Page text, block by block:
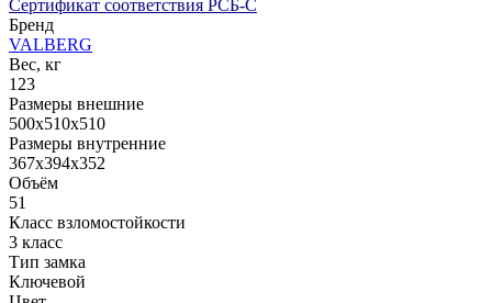
Сертификат соответствия РСБ-С
Бренд
VALBERG
Вес, кг
123
Размеры внешние
500x510x510
Размеры внутренние
367x394x352
Объём
51
Класс взломостойкости
3 класс
Тип замка
Ключевой